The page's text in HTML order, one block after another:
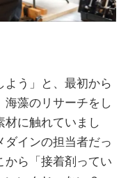
よう」と、最初から
藻のリサーチをし
材に触れていまし
ダインの担当者だっ
から「接着剤ってい